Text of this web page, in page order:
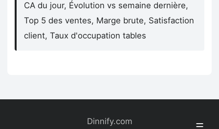
☰
CA du jour, Évolution vs semaine dernière,
Top 5 des ventes, Marge brute, Satisfaction
client, Taux d'occupation tables
Dinnify.com